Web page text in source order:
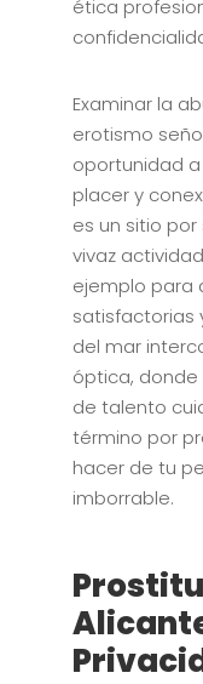
ética
Examinar la
erotismo
oportunidad
placer y
es un sitio
vivaz
ejemplo para
satisfactorias
del mar
óptica,
de talento
término por
hacer de tu
imborrable.